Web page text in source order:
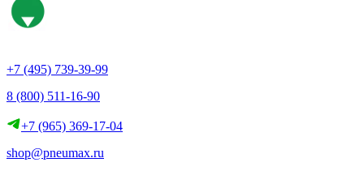
+7 (495) 739-39-99
8 (800) 511-16-90
+7 (965) 369-17-04
shop@pneumax.ru